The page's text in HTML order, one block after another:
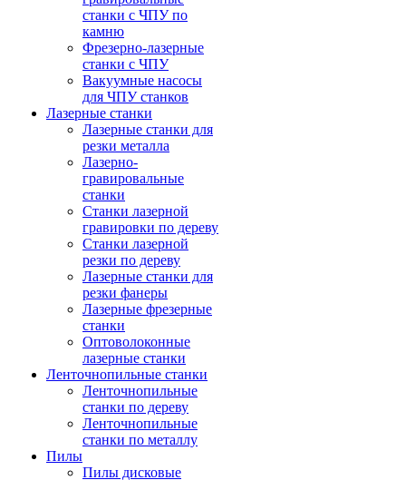
станки с ЧПУ по
камню
Фрезерно-лазерные
станки с ЧПУ
Вакуумные насосы
для ЧПУ станков
Лазерные станки
Лазерные станки для
резки металла
Лазерно-
гравировальные
станки
Станки лазерной
гравировки по дереву
Станки лазерной
резки по дереву
Лазерные станки для
резки фанеры
Лазерные фрезерные
станки
Оптоволоконные
лазерные станки
Ленточнопильные станки
Ленточнопильные
станки по дереву
Ленточнопильные
станки по металлу
Пилы
Пилы дисковые